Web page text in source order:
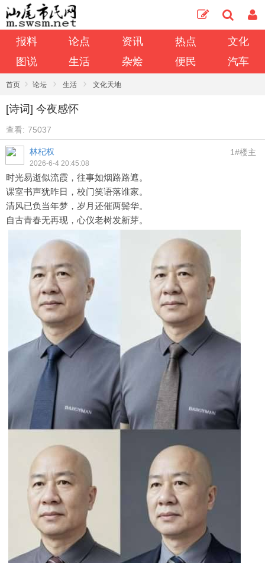
报料 论点 资讯 热点
文化
图说
生活 杂烩 便民 汽车
首页 › 论坛 › 生活 › 文化天地
[诗词] 今夜感怀
查看: 75037
林杞权
2026-6-4 20:45:08
1#楼主
时光易逝似流霞，往事如烟路路遮。
课室书声犹昨日，校门笑语落谁家。
清风已负当年梦，岁月还催两鬓华。
自古青春无再现，心仪老树发新芽。